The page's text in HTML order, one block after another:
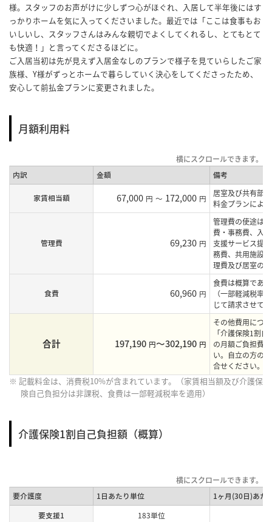
様。スタッフのお声がけに少しずつ心がほぐれ、入居して半年後にはす
っかりホームを気に入ってくださいました。最近では「ここは食事もお
いしいし、スタッフさんはみんな親切でよくしてくれるし、とてもとて
も快適！」と言ってくださるほどに。
ご入居当初は先が見えず入居金なしのプランで様子を見ていらしたご家
族様、Y様がずっとホームで暮らしていく決心をしてくださったため、
安心して前払金プランに変更されました。
月額利用料
内訳 金額 備考
家賃相当額 67,000 円 ～ 172,000 円
居室及び共有部
料金プランによ
管理費 69,230 円
管理費の使途は
費・事務費、入
支援サービス提
務費、共用施設
理費及び居室の
食費 60,960 円
食費は概算であ
（一部軽減税率
じて請求させて
合計 197,190 円〜302,190 円
その他費用につ
「介護保険1割
の月額ご負担費
い。自立の方の
合せください。
※ 記載料金は、消費税10%が含まれています。（家賃相当額及び介護保
険自己負担分は非課税、食費は一部軽減税率を適用）
介護保険1割自己負担額（概算）
要介護度 1日あたり単位
1ヶ月(30日)あた
要支援1
183単位